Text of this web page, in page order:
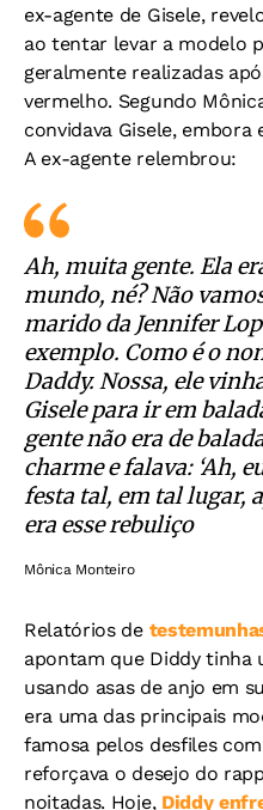
ex-agente de Gisele,
ao tentar levar a modelo
geralmente realizadas
vermelho. Segundo
convidava Gisele, embora
A ex-agente relembrou:
Ah, muita gente. Ela
mundo, né? Não
marido da Jennifer
exemplo. Como é o
Daddy. Nossa, ele
Gisele para ir em
gente não era de
charme e falava: ‘Ah,
festa tal, em tal lugar,
era esse rebuliço
Mônica Monteiro
Relatórios de
apontam que Diddy
usando asas de anjo em
era uma das principais
famosa pelos desfiles
reforçava o desejo do
noitadas. Hoje, Diddy